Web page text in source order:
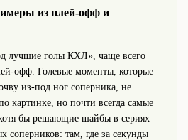
из плей-офф и
лучшие голы КХЛ», чаще всего
офф. Голевые моменты, которые
из-под ног соперника, не
картинке, но почти всегда самые
бы решающие шайбы в сериях
соперников: там, где за секунды